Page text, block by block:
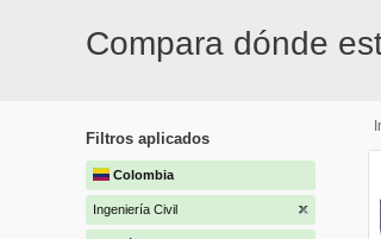
Compara dónde
Filtros aplicados
Colombia
Ingeniería Civil